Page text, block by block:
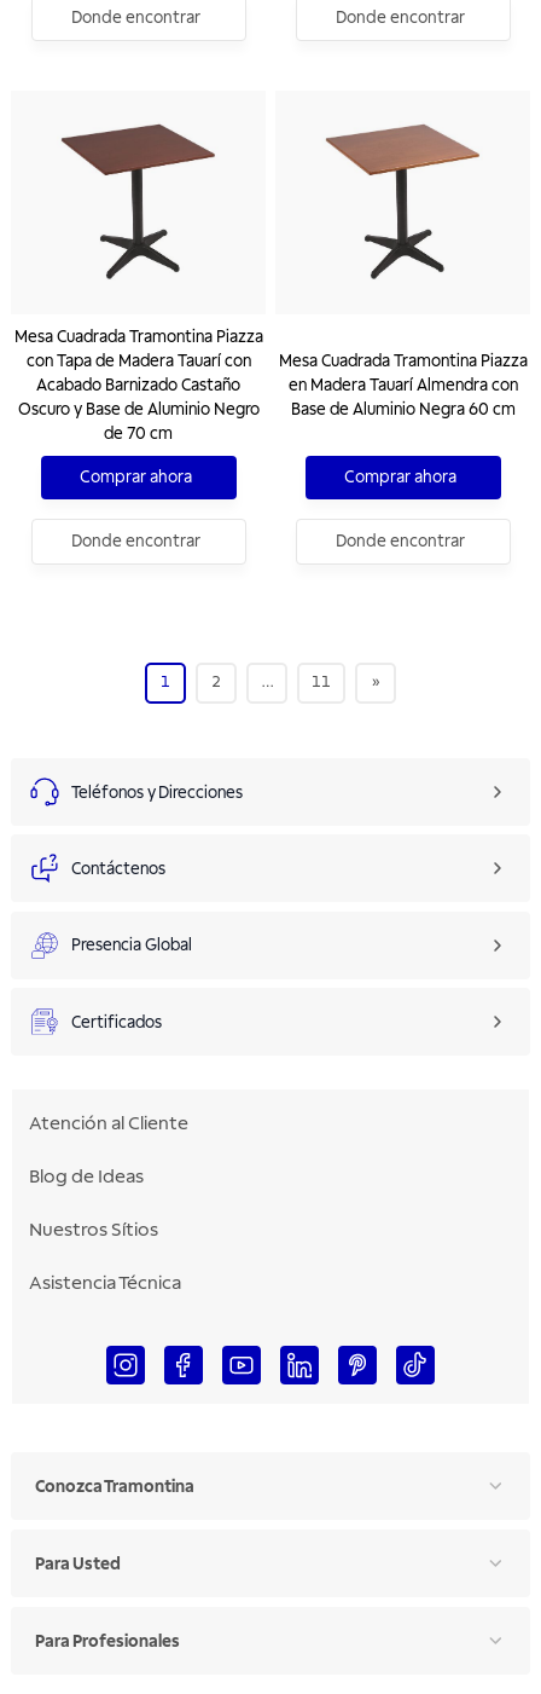
Donde encontrar Donde encontrar
Mesa Cuadrada Tramontina Piazza
con Tapa de Madera Tauarí con
Acabado Barnizado Castaño
Oscuro y Base de Aluminio Negro
de 70 cm
Comprar ahora
Donde encontrar
Mesa Cuadrada Tramontina Piazza
en Madera Tauarí Almendra con
Base de Aluminio Negra 60 cm
Comprar ahora
Donde encontrar
1 2 … 11 »
Teléfonos y Direcciones
Contáctenos
Presencia Global
Certificados
Atención al Cliente
Blog de Ideas
Nuestros Sítios
Asistencia Técnica
Conozca Tramontina
Para Usted
Para Profesionales